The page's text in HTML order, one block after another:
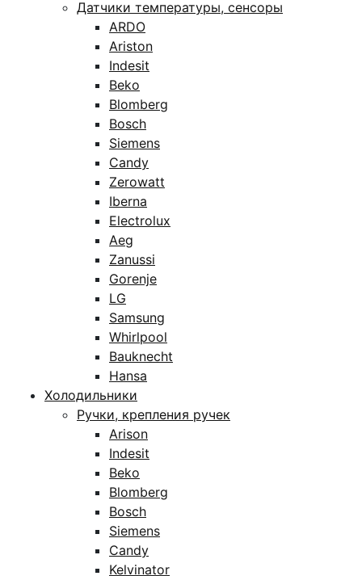
Датчики температуры, сенсоры
ARDO
Ariston
Indesit
Beko
Blomberg
Bosch
Siemens
Candy
Zerowatt
Iberna
Electrolux
Aeg
Zanussi
Gorenje
LG
Samsung
Whirlpool
Bauknecht
Hansa
Холодильники
Ручки, крепления ручек
Arison
Indesit
Beko
Blomberg
Bosch
Siemens
Candy
Kelvinator